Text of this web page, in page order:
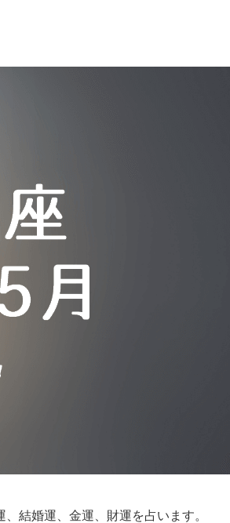
結婚運、金運、財運を占います。